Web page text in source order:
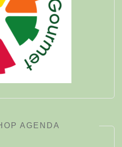
AGENDA